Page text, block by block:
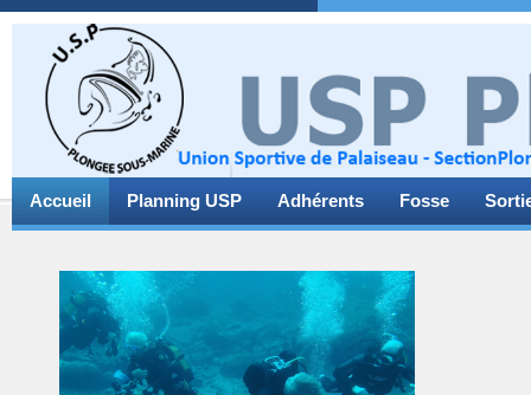
Accueil Planning USP Adhérents Fosse